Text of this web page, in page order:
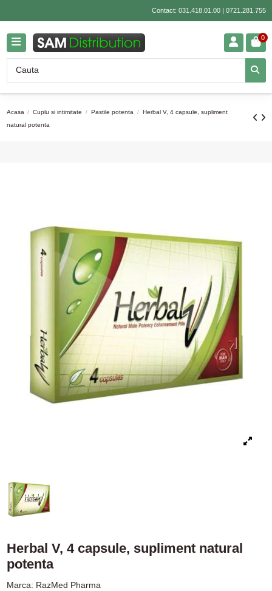
Contact: 031.418.01.00| 0721.281.755
0
Acasa Cuplu si intimitate Pastile potenta
Herbal V, 4 capsule, supliment
natural potenta
Herbal V, 4 capsule, supliment natural
potenta
Marca: RazMed Pharma